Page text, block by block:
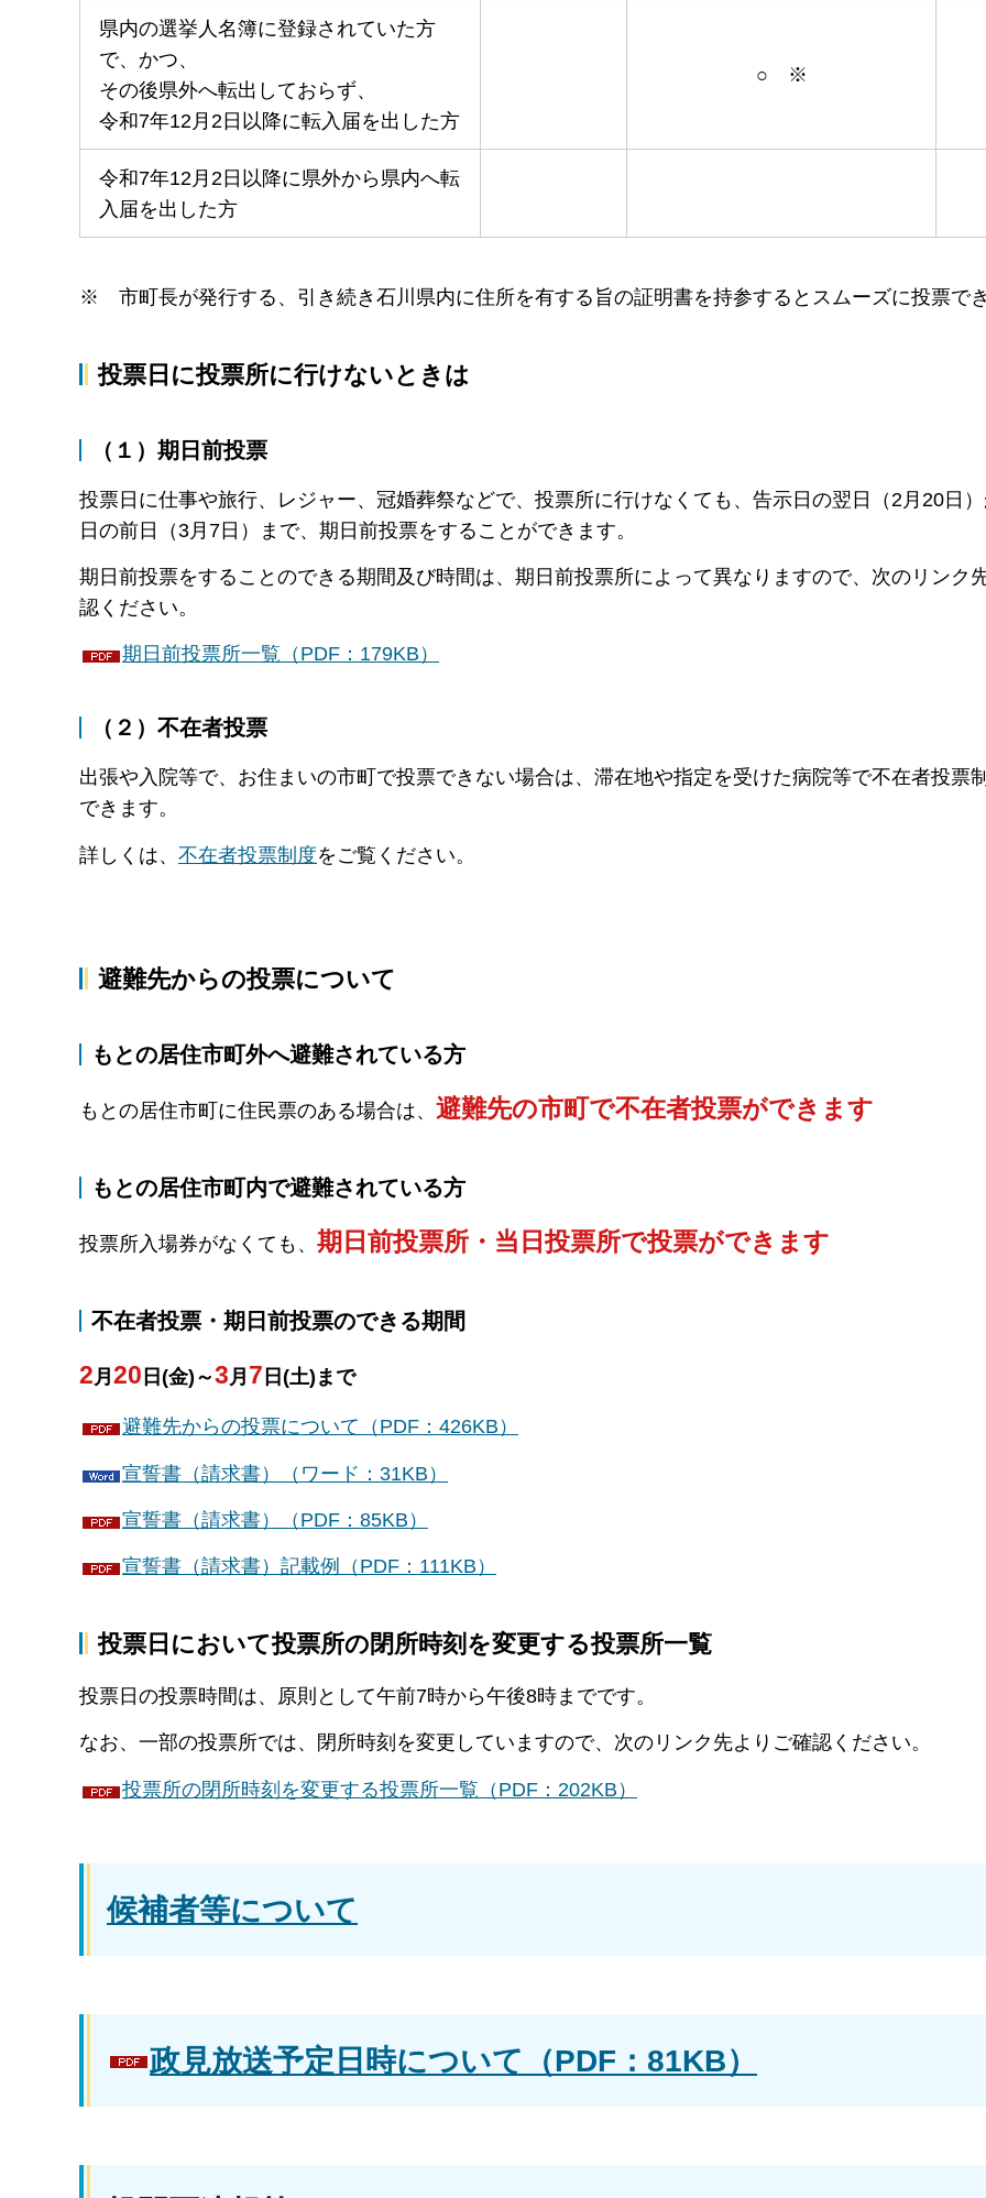
県内の選挙人名簿に登録されていた方
で、かつ、
その後県外へ転出しておらず、
令和7年12月2日以降に転入届を出した方
○ ※
令和7年12月2日以降に県外から県内へ転
入届を出した方
※ 市町長が発行する、引き続き石川県内に住所を有する旨の証明書を持参するとスムーズに投票でき
投票日に投票所に行けないときは
（１）期日前投票
投票日に仕事や旅行、レジャー、冠婚葬祭などで、投票所に行けなくても、告示日の翌日（2月20日
日の前日（3月7日）まで、期日前投票をすることができます。
期日前投票をすることのできる期間及び時間は、期日前投票所によって異なりますので、次のリンク
認ください。
期日前投票所一覧（PDF：179KB）
（２）不在者投票
出張や入院等で、お住まいの市町で投票できない場合は、滞在地や指定を受けた病院等で不在者投票
できます。
詳しくは、 不在者投票制度をご覧ください。
避難先からの投票について
もとの居住市町外へ避難されている方
もとの居住市町に住民票のある場合は、 避難先の市町で不在者投票ができます
もとの居住市町内で避難されている方
投票所入場券がなくても、 期日前投票所・当日投票所で投票ができます
不在者投票・期日前投票のできる期間
2 月 20 日(金)～3 月 7 日(土)まで
避難先からの投票について（PDF：426KB）
宣誓書（請求書）（ワード：31KB）
宣誓書（請求書）（PDF：85KB）
宣誓書（請求書）記載例（PDF：111KB）
投票日において投票所の閉所時刻を変更する投票所一覧
投票日の投票時間は、原則として午前7時から午後8時までです。
なお、一部の投票所では、閉所時刻を変更していますので、次のリンク先よりご確認ください。
投票所の閉所時刻を変更する投票所一覧（PDF：202KB）
候補者等について
政見放送予定日時について（PDF：81KB）